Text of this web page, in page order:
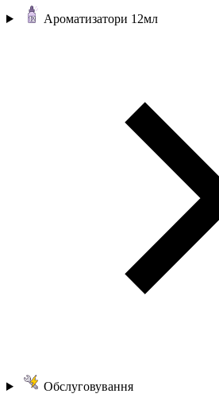
Ароматизатори 12мл
Обслуговування